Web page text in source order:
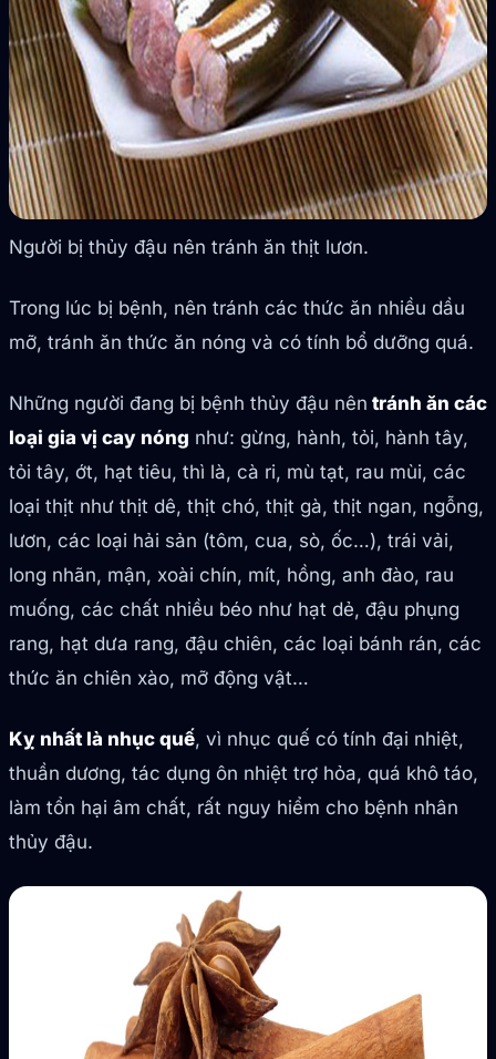
Người bị thủy đậu nên tránh ăn thịt lươn.
Trong lúc bị bệnh, nên tránh các thức ăn nhiều dầu
mỡ, tránh ăn thức ăn nóng và có tính bổ dưỡng quá.
Những người đang bị bệnh thủy đậu nên tránh ăn các
loại gia vị cay nóng như: gừng, hành, tỏi, hành tây,
tỏi tây, ớt, hạt tiêu, thì là, cà ri, mù tạt, rau mùi, các
loại thịt như thịt dê, thịt chó, thịt gà, thịt ngan, ngỗng,
lươn, các loại hải sản (tôm, cua, sò, ốc…), trái vải,
long nhãn, mận, xoài chín, mít, hồng, anh đào, rau
muống, các chất nhiều béo như hạt dẻ, đậu phụng
rang, hạt dưa rang, đậu chiên, các loại bánh rán, các
thức ăn chiên xào, mỡ động vật…
Kỵ nhất là nhục quế, vì nhục quế có tính đại nhiệt,
thuần dương, tác dụng ôn nhiệt trợ hỏa, quá khô táo,
làm tổn hại âm chất, rất nguy hiểm cho bệnh nhân
thủy đậu.